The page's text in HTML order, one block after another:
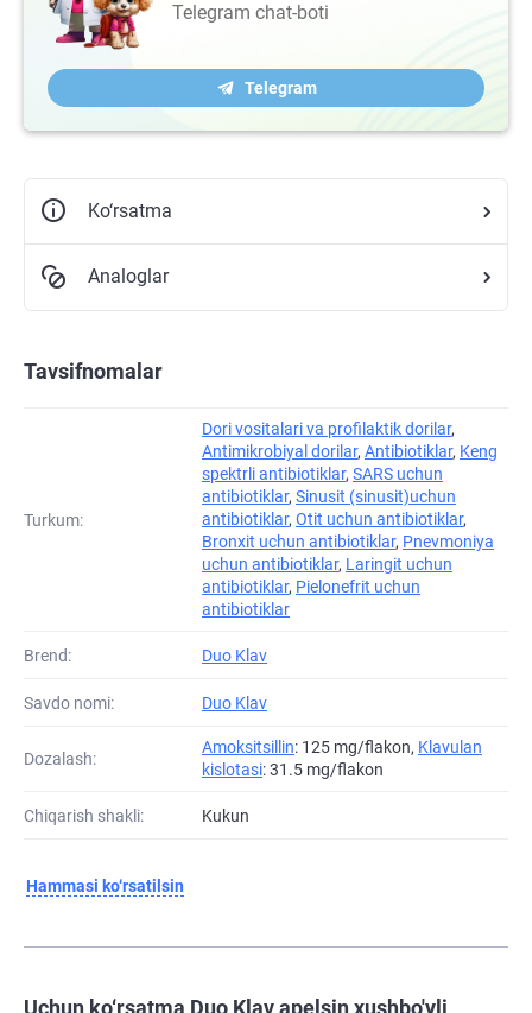
Telegram chat-boti
Telegram
Ko‘rsatma
Analoglar
Tavsifnomalar
Turkum:
Dori vositalari va profilaktik dorilar,
Antimikrobiyal dorilar, Antibiotiklar, Keng
spektrli antibiotiklar, SARS uchun
antibiotiklar, Sinusit (sinusit)uchun
antibiotiklar, Otit uchun antibiotiklar,
Bronxit uchun antibiotiklar, Pnevmoniya
uchun antibiotiklar, Laringit uchun
antibiotiklar, Pielonefrit uchun
antibiotiklar
Brend: Duo Klav
Savdo nomi: Duo Klav
Dozalash:
Amoksitsillin: 125 mg/flakon, Klavulan
kislotasi: 31.5 mg/flakon
Chiqarish shakli: Kukun
Hammasi ko‘rsatilsin
Uchun ko‘rsatma Duo Klav apelsin xushbo'yli